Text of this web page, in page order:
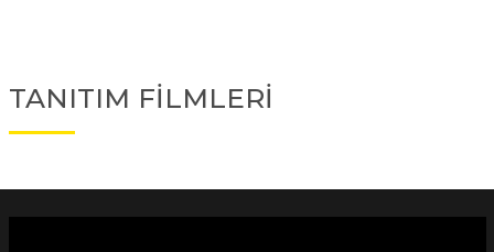
TANITIM FİLMLERİ